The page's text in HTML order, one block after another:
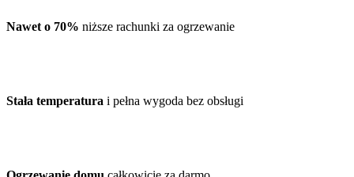
Nawet o 70% niższe rachunki za ogrzewanie
Stała temperatura i pełna wygoda bez obsługi